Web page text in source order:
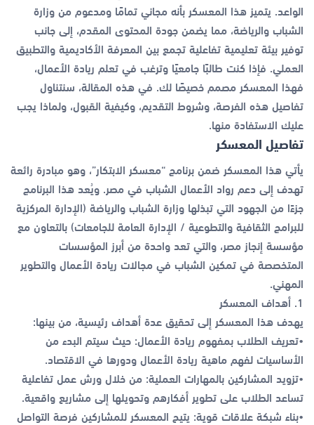
الواعد. يتميز هذا المعسكر بأنه مجاني تمامًا ومدعوم من وزارة
الشباب والرياضة، مما يضمن جودة المحتوى المقدم، إلى جانب
توفير بيئة تعليمية تفاعلية تجمع بين المعرفة الأكاديمية والتطبيق
العملي. فإذا كنت طالبًا جامعيًا وترغب في تعلم ريادة الأعمال،
فهذا المعسكر مصمم خصيصًا لك. في هذه المقالة، سنتناول
تفاصيل هذه الفرصة، وشروط التقديم، وكيفية القبول، ولماذا يجب
عليك الاستفادة منها.
تفاصيل المعسكر
يأتي هذا المعسكر ضمن برنامج “معسكر الابتكار”، وهو مبادرة رائعة
تهدف إلى دعم رواد الأعمال الشباب في مصر. ويُعد هذا البرنامج
جزءًا من الجهود التي تبذلها وزارة الشباب والرياضة (الإدارة المركزية
للبرامج الثقافية والتطوعية / الإدارة العامة للجامعات) بالتعاون مع
مؤسسة إنجاز مصر، والتي تعد واحدة من أبرز المؤسسات
المتخصصة في تمكين الشباب في مجالات ريادة الأعمال والتطوير
المهني.
1. أهداف المعسكر
يهدف هذا المعسكر إلى تحقيق عدة أهداف رئيسية، من بينها:
•تعريف الطلاب بمفهوم ريادة الأعمال: حيث سيتم البدء من
الأساسيات لفهم ماهية ريادة الأعمال ودورها في الاقتصاد.
•تزويد المشاركين بالمهارات العملية: من خلال ورش عمل تفاعلية
تساعد الطلاب على تطوير أفكارهم وتحويلها إلى مشاريع واقعية.
•بناء شبكة علاقات قوية: يتيح المعسكر للمشاركين فرصة التواصل